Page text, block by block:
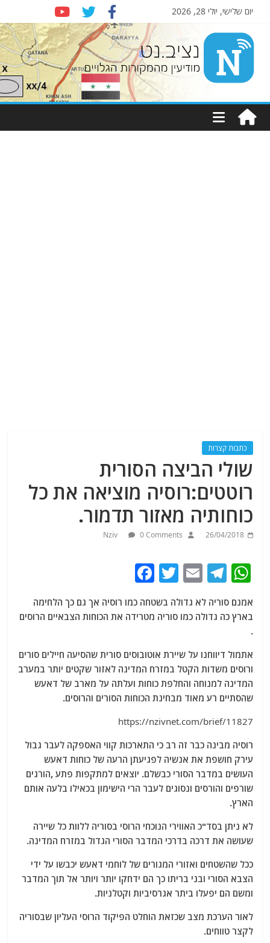
יום שלישי, יולי 28, 2026
Nziv.net
מודיעין
מהמקורות
כתבות קצרות
שולי הביצה הסורית
רוטטים:רוסיה מוציאה את כל
כוחותיה מאזור תדמור.
26/04/2018
Nziv 0 Comments
W
at
A
p
p
T
el
e
ra
m
E
m
ai
T
itt
c
b
o
o
k
אמנם סוריה לא גדולה בשטחה כמו רוסיה אך גם כך הלחימה
בארץ כה גדולה כמו סוריה מטרידה את הכוחות הצבאיים הרוסים
.
אתמול דיווחנו על שיירת אוטובוסים סורית שהסיעה חיילים סורים
ורוסים משדות הקטל במזרח המדינה לאזור שקטים יותר במערב
המדינה למנוחה והחלפת כוחות ועלתה על מארב של דאעש
שהסתיים רע מאוד מבחינת הכוחות הסורים והרוסים.
https://nzivnet.com/brief/11827
רוסיה מבינה כבר זה רב כי התארכות קווי האספקה לעבר גבול
עירק חושפת את אנשיה לפגיעתן הרעה של כוחות דאעש
העושים במדבר הסורי כבשלם. יוצאים למתקפות פתע ,הורגים
שורפים והורסים ונסוגים לעבר הרי הישימון בכאילו בלעה אותם
הארץ.
לא ניתן בסד"כ האווירי הנוכחי הרוסי בסוריה ללוות כל שיירה
שעושה את דרכה בדרכי המדבר הסורי הגדול במזרח המדינה.
ככל שהשטחים ואזורי המגורים של לוחמי דאעש יכבשו על ידי
הצבא הסורי ובני בריתו כך הם ידחקו יותר ויותר אל תוך המדבר
ומשם הם יפעלו ביתר אגרסיביות וקטלניות.
לאור הערכת מצב שכזאת הוחלט הפיקוד הרוסי העליון שבסוריה
לקצר טווחים.